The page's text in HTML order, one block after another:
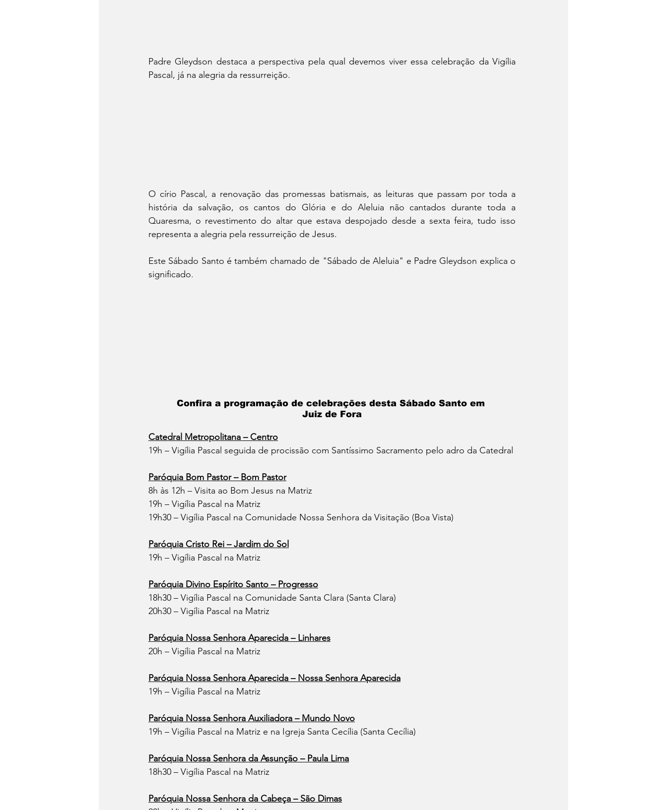
Padre Gleydson destaca a perspectiva pela qual devemos viver essa celebração da Vigília
Pascal, já na alegria da ressurreição.
O círio Pascal, a renovação das promessas batismais, as leituras que passam por toda a
história da salvação, os cantos do Glória e do Aleluia não cantados durante toda a
Quaresma, o revestimento do altar que estava despojado desde a sexta feira, tudo isso
representa a alegria pela ressurreição de Jesus.
Este Sábado Santo é também chamado de "Sábado de Aleluia" e Padre Gleydson explica o
significado.
Confira a programação de celebrações desta Sábado Santo em
Juiz de Fora
Catedral Metropolitana – Centro
19h – Vigília Pascal seguida de procissão com Santíssimo Sacramento pelo adro da Catedral
Paróquia Bom Pastor – Bom Pastor
8h às 12h – Visita ao Bom Jesus na Matriz
19h – Vigília Pascal na Matriz
19h30 – Vigília Pascal na Comunidade Nossa Senhora da Visitação (Boa Vista)
Paróquia Cristo Rei – Jardim do Sol
19h – Vigília Pascal na Matriz
Paróquia Divino Espírito Santo – Progresso
18h30 – Vigília Pascal na Comunidade Santa Clara (Santa Clara)
20h30 – Vigília Pascal na Matriz
Paróquia Nossa Senhora Aparecida – Linhares
20h – Vigília Pascal na Matriz
Paróquia Nossa Senhora Aparecida – Nossa Senhora Aparecida
19h – Vigília Pascal na Matriz
Paróquia Nossa Senhora Auxiliadora – Mundo Novo
19h – Vigília Pascal na Matriz e na Igreja Santa Cecília (Santa Cecília)
Paróquia Nossa Senhora da Assunção – Paula Lima
18h30 – Vigília Pascal na Matriz
Paróquia Nossa Senhora da Cabeça – São Dimas